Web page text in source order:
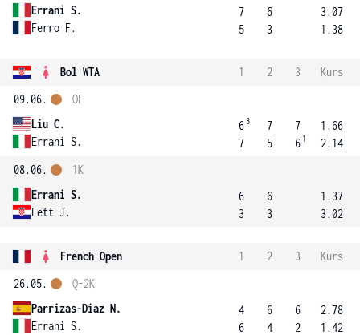
Errani S.
Ferro F.
7
5
6
3
3.07
1.38
Bol WTA 1 2 3
Kurs
09.06.
Liu C.
Errani S.
OF
6 3
7
7
5
7
6 1
1.66
2.14
08.06.
Errani S.
Fett J.
1K
6
3
6
3
1.37
3.02
French Open 1 2 3
Kurs
26.05.
Parrizas-Diaz N.
Errani S.
Q-2K
4
6
6
4
6
2
2.78
1.42